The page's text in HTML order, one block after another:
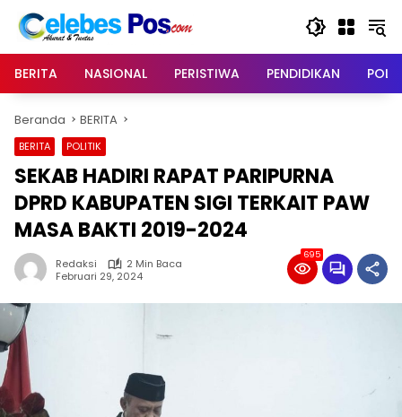
Langsung
konten
BERITA
NASIONAL PERISTIWA PENDIDIKAN
Beranda BERITA
BERITA POLITIK
SEKAB HADIRI RAPAT PARIPURNA
DPRD KABUPATEN SIGI TERKAIT PAW
MASA BAKTI 2019-2024
Redaksi
2 Min Baca
Februari 29, 2024
695